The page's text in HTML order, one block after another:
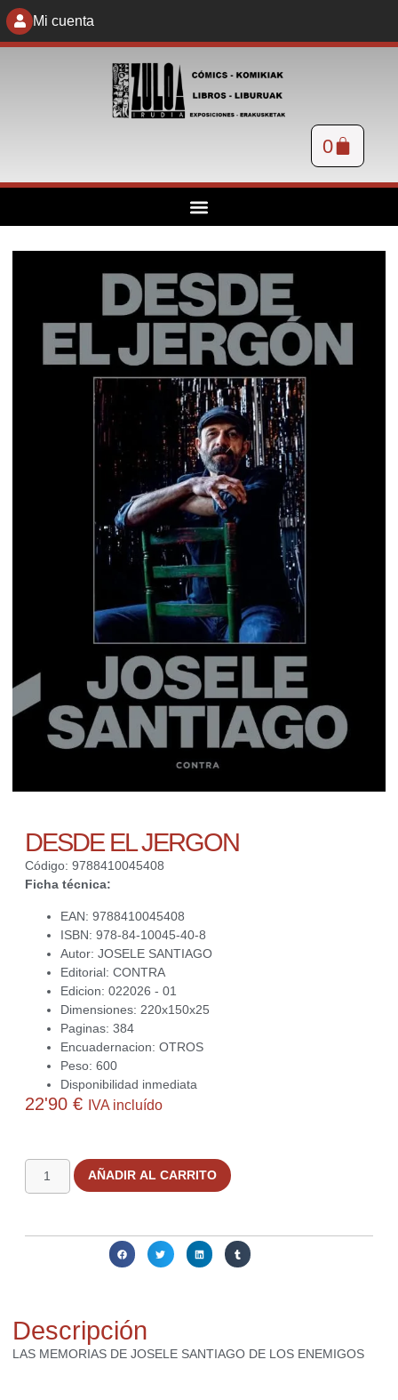
Mi cuenta
0
DESDE EL JERGON
Código: 9788410045408
Ficha técnica:
EAN: 9788410045408
ISBN: 978-84-10045-40-8
Autor: JOSELE SANTIAGO
Editorial: CONTRA
Edicion: 022026 - 01
Dimensiones: 220x150x25
Paginas: 384
Encuadernacion: OTROS
Peso: 600
Disponibilidad inmediata
22'90 € IVA incluído
AÑADIR AL CARRITO
Descripción
LAS MEMORIAS DE JOSELE SANTIAGO DE LOS ENEMIGOS